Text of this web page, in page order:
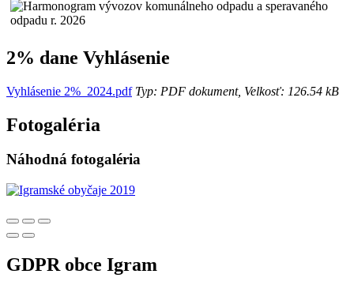
2% dane Vyhlásenie
Vyhlásenie 2%_2024.pdfTyp: PDF dokument, Velkosť: 126.54 kB
Fotogaléria
Náhodná fotogaléria
GDPR obce Igram